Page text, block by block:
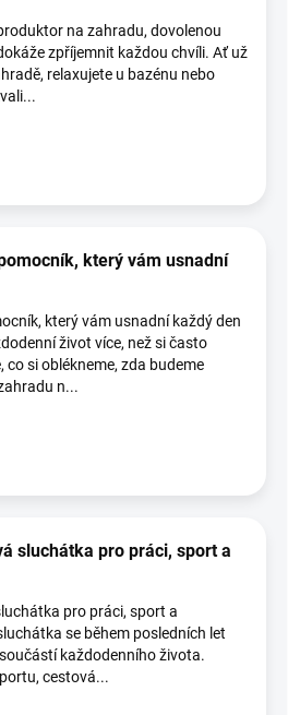
na zahradu, dovolenou
zpříjemnit každou chvíli. Ať už
relaxujete u bazénu nebo
který vám usnadní
který vám usnadní každý den
život více, než si často
co si oblékneme, zda budeme
n...
sluchátka pro práci, sport a
pro práci, sport a
se během posledních let
každodenního života.
cestová...